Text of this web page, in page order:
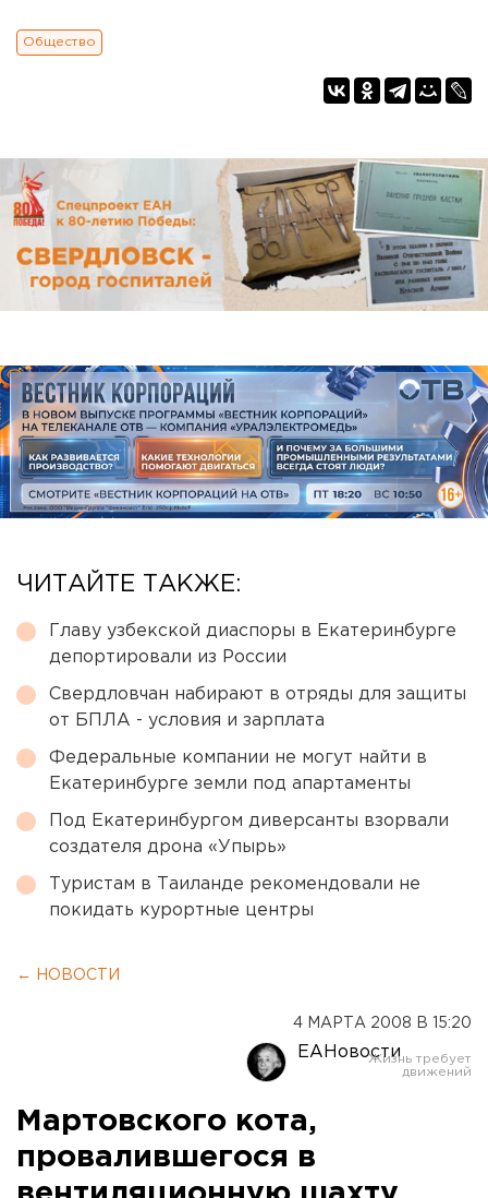
Общество
ЧИТАЙТЕ ТАКЖЕ:
Главу узбекской диаспоры в Екатеринбурге
депортировали из России
Свердловчан набирают в отряды для защиты
от БПЛА - условия и зарплата
Федеральные компании не могут найти в
Екатеринбурге земли под апартаменты
Под Екатеринбургом диверсанты взорвали
создателя дрона «Упырь»
Туристам в Таиланде рекомендовали не
покидать курортные центры
← НОВОСТИ
4 МАРТА 2008 В 15:20
ЕАНовости
Мартовского кота,
провалившегося в